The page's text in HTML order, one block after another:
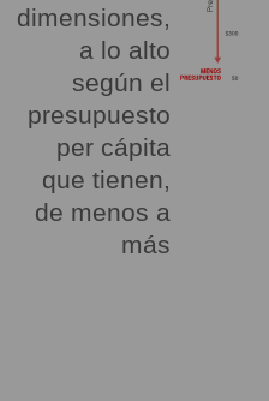
dimensiones,
a lo alto
según el
presupuesto
per cápita
que tienen,
de menos a
más